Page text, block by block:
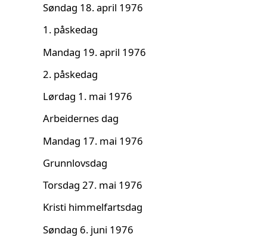
Søndag 18. april 1976
1. påskedag
Mandag 19. april 1976
2. påskedag
Lørdag 1. mai 1976
Arbeidernes dag
Mandag 17. mai 1976
Grunnlovsdag
Torsdag 27. mai 1976
Kristi himmelfartsdag
Søndag 6. juni 1976